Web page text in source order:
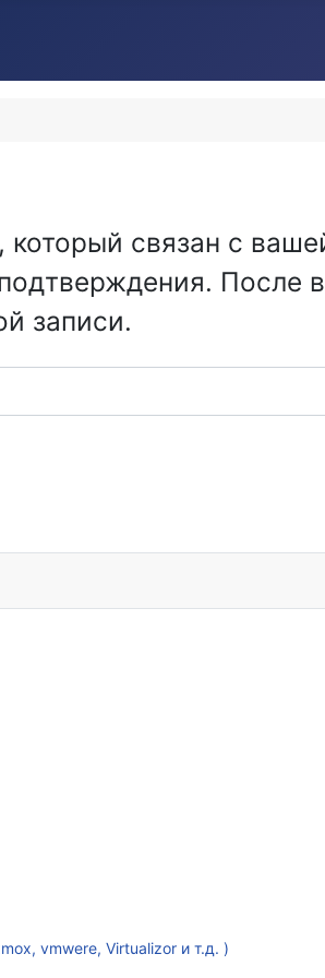
который связан с
записи.
vmwere, Virtualizor и т.д. )